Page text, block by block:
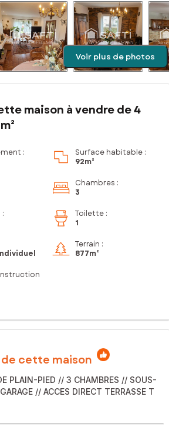
Voir plus de photos
maison à vendre de 4
:
Surface habitable :
92m²
Chambres :
3
:
Toilette :
1
Terrain :
877m²
cette maison
PLAIN-PIED // 3 CHAMBRES // SOUS-
// ACCES DIRECT TERRASSE T